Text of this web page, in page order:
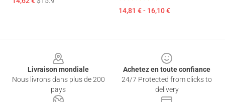
14,81 € - 16,10 €
Livraison mondiale
Nous livrons dans plus de 200
pays
Achetez en toute confiance
24/7 Protected from clicks to
delivery